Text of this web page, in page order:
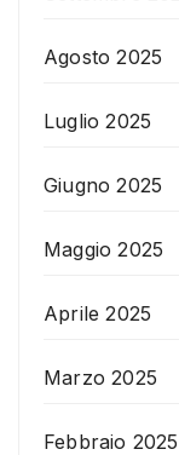
Agosto 2025
Luglio 2025
Giugno 2025
Maggio 2025
Aprile 2025
Marzo 2025
Febbraio 2025